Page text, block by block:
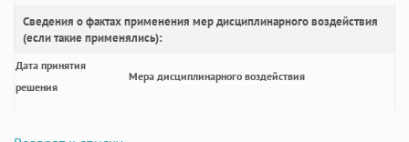
Сведения о фактах применения мер дисциплинарного воздействия
(если такие применялись):
Дата принятия
решения
Мера дисциплинарного воздействия